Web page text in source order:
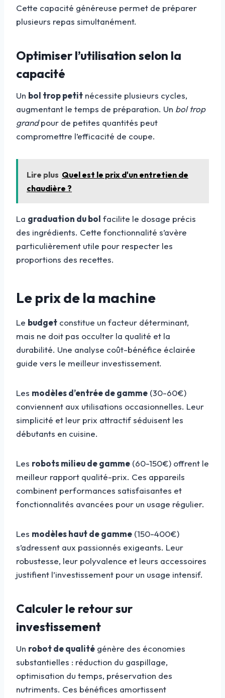
Cette capacité généreuse permet de préparer
plusieurs repas simultanément.
Optimiser l’utilisation selon la
capacité
Un bol trop petit nécessite plusieurs cycles,
augmentant le temps de préparation. Un bol trop
grandpour de petites quantités peut
compromettre l’efficacité de coupe.
Lire plus Quel est le prix d'un entretien de
chaudière ?
La graduation du bol facilite le dosage précis
des ingrédients. Cette fonctionnalité s’avère
particulièrement utile pour respecter les
proportions des recettes.
Le prix de la machine
Le budget constitue un facteur déterminant,
mais ne doit pas occulter la qualité et la
durabilité. Une analyse coût-bénéfice éclairée
guide vers le meilleur investissement.
Les modèles d’entrée de gamme (30-60€)
conviennent aux utilisations occasionnelles. Leur
simplicité et leur prix attractif séduisent les
débutants en cuisine.
Les robots milieu de gamme (60-150€) offrent le
meilleur rapport qualité-prix. Ces appareils
combinent performances satisfaisantes et
fonctionnalités avancées pour un usage régulier.
Les modèles haut de gamme (150-400€)
s’adressent aux passionnés exigeants. Leur
robustesse, leur polyvalence et leurs accessoires
justifient l’investissement pour un usage intensif.
Calculer le retour sur
investissement
Un robot de qualité génère des économies
substantielles : réduction du gaspillage,
optimisation du temps, préservation des
nutriments. Ces bénéfices amortissent